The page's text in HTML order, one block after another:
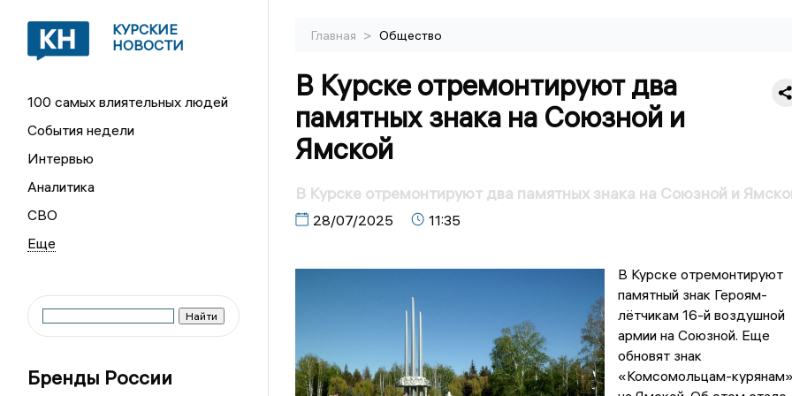
КУРСКИЕ
НОВОСТИ
100 самых влиятельных людей
События недели
Интервью
Аналитика
СВО
Бренды России
Главная > Общество
В Курске отремонтируют два
памятных знака на Союзной и
Ямской
В Курске отремонтируют два памятных знака на Союзной и
28/07/2025 11:35
В Курске отремонтируют
памятный знак Героям-
лётчикам 16-й воздушной
армии на Союзной. Еще
обновят знак
«Комсомольцам-